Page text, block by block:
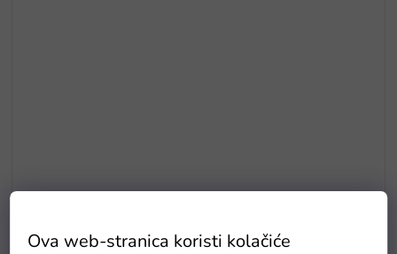
Ova web-stranica koristi kolačiće